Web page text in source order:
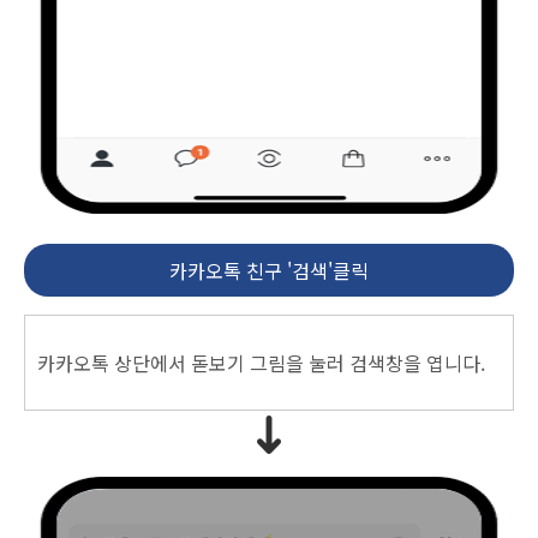
카카오톡 친구 '검색'클릭
카카오톡 상단에서 돋보기 그림을 눌러 검색창을 엽니다.